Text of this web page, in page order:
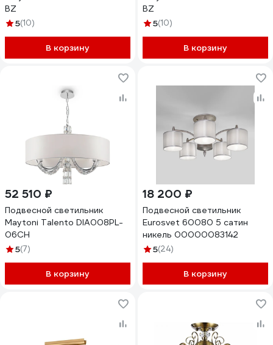
BZ
5(10)
В корзину
BZ
5(10)
В корзину
52 510 ₽
Подвесной светильник
Maytoni Talento DIA008PL-
06CH
5(7)
В корзину
18 200 ₽
Подвесной светильник
Eurosvet 60080 5 сатин
никель 00000083142
5(24)
В корзину